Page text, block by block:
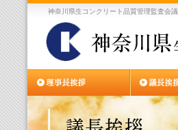
神奈川県生コンクリート品質管理監査会議